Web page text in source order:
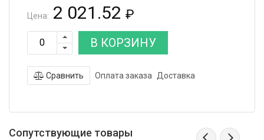
Цена: 2 021.52 ₽
В КОРЗИНУ
Сравнить Оплата заказа Доставка
Сопутствующие товары